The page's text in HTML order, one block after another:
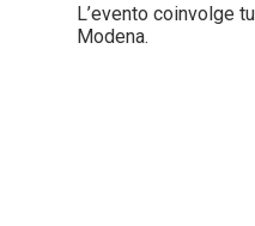
L’evento coinvolge
Modena.